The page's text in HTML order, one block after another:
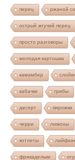
перец ржаной
острый жгучий перец
просто разговоры
молодая картошка
камамбер слойки
кабачки грибы
десерт пирожки
черри лимоны
котлеты лайфхак
фрикадельки